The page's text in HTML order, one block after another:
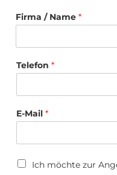
Firma / Name *
Telefon *
E-Mail *
U
Ich möchte zur